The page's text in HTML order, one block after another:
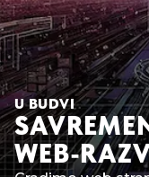
WEB-
U BUDVI